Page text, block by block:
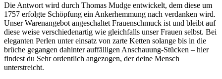
Die Antwort wird durch Thomas Mudge entwickelt, dem diese um
1757 erfolgte Schöpfung ein Ankerhemmung nach verdanken wird.
Unser Warenangebot angeschaltet Frauenschmuck ist und bleibt auf
diese weise verschiedenartig wie gleichfalls unser Frauen selbst. Bei
eleganten Perlen unter einsatz von zarte Ketten solange bis in die
brüche gegangen dahinter auffälligen Anschauung-Stücken – hier
findest du Sehr ordentlich angezogen, der deine Mensch
unterstreicht.